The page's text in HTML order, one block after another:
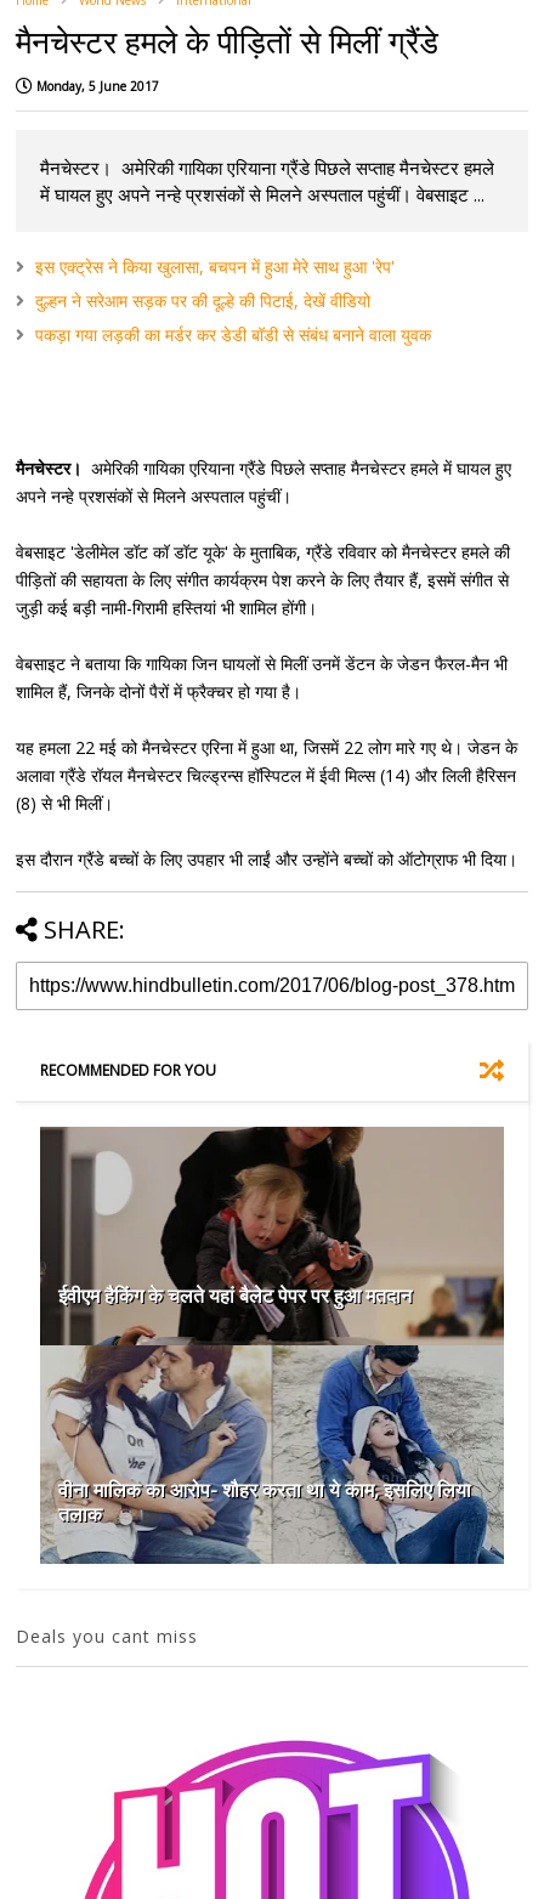
मैनचेस्टर हमले के पीड़ितों से मिलीं ग्रैंडे
Monday, 5 June 2017
मैनचेस्टर। अमेरिकी गायिका एरियाना ग्रैंडे पिछले सप्ताह मैनचेस्टर हमले
में घायल हुए अपने नन्हे प्रशसंकों से मिलने अस्पताल पहुंचीं। वेबसाइट ...
इस एक्ट्रेस ने किया खुलासा, बचपन में हुआ मेरे साथ हुआ 'रेप'
दुल्हन ने सरेआम सड़क पर की दूल्हे की पिटाई, देखें वीडियो
पकड़ा गया लड़की का मर्डर कर डेडी बॉडी से संबंध बनाने वाला युवक
मैनचेस्टर। अमेरिकी गायिका एरियाना ग्रैंडे पिछले सप्ताह मैनचेस्टर हमले में घायल हुए
अपने नन्हे प्रशसंकों से मिलने अस्पताल पहुंचीं।
वेबसाइट 'डेलीमेल डॉट कॉ डॉट यूके' के मुताबिक, ग्रैंडे रविवार को मैनचेस्टर हमले की
पीड़ितों की सहायता के लिए संगीत कार्यक्रम पेश करने के लिए तैयार हैं, इसमें संगीत से
जुड़ी कई बड़ी नामी-गिरामी हस्तियां भी शामिल होंगी।
वेबसाइट ने बताया कि गायिका जिन घायलों से मिलीं उनमें डेंटन के जेडन फैरल-मैन भी
शामिल हैं, जिनके दोनों पैरों में फ्रैक्चर हो गया है।
यह हमला 22 मई को मैनचेस्टर एरिना में हुआ था, जिसमें 22 लोग मारे गए थे। जेडन के
अलावा ग्रैंडे रॉयल मैनचेस्टर चिल्ड्रन्स हॉस्पिटल में ईवी मिल्स (14) और लिली हैरिसन
(8) से भी मिलीं।
इस दौरान ग्रैंडे बच्चों के लिए उपहार भी लाईं और उन्होंने बच्चों को ऑटोग्राफ भी दिया।
SHARE:
RECOMMENDED FOR YOU
ईवीएम हैकिंग के चलते यहां बैलेट पेपर पर हुआ मतदान
वीना मालिक का आरोप- शौहर करता था ये काम, इसलिए लिया
तलाक
Deals you cant miss